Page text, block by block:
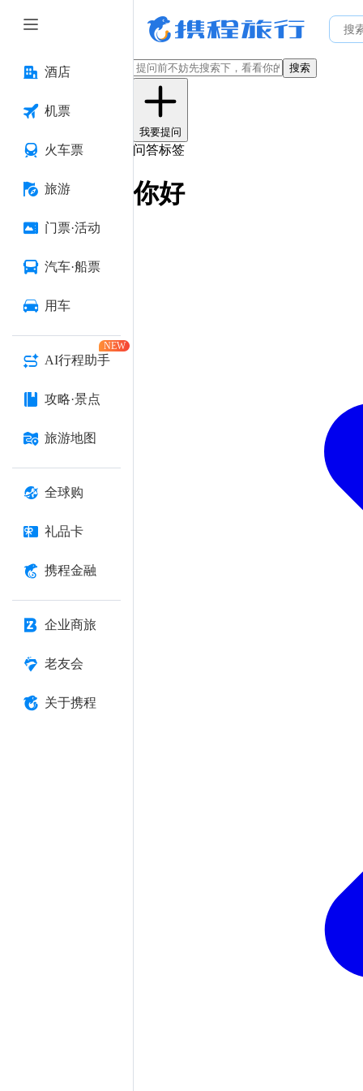
酒店
机票
火车票
旅游
门票·活动
汽车·船票
用车
AI行程助手
NEW
攻略·景点
旅游地图
全球购
礼品卡
携程金融
企业商旅
老友会
关于携程
搜索
我要提问
问答标签
你好